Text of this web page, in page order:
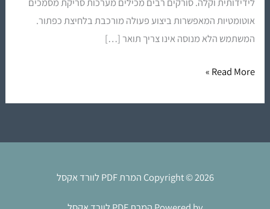
לידידותית וקלה. סורקים רבים מכילים מערכות סריקת מסמכים
אוטומטיות המאפשרות ביצוע פעולה מורכבת בלחיצת כפתור.
המשתמש הלא מנוסה אינו צריך תואר […]
Read More »
Copyright © 2026 המרת PDF לוורד אקסל